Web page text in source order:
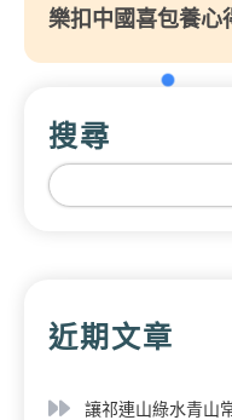
樂扣中國喜包養心
搜尋
近期文章
讓祁連山綠水青山